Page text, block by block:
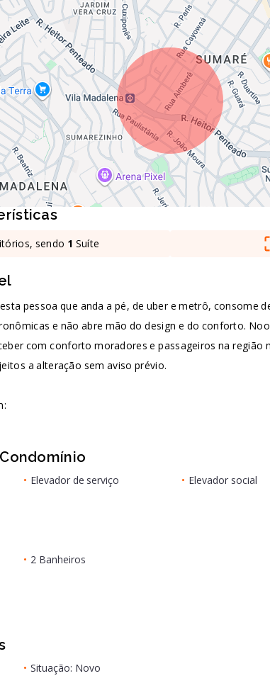
sendo 1 Suíte
pessoa que anda a pé, de uber e metrô, consome
e não abre mão do design e do conforto.
com conforto moradores e passageiros na região
a alteração sem aviso prévio.
• Elevador de serviço • Elevador social
• 2 Banheiros
• Situação: Novo